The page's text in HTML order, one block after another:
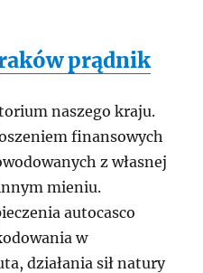
prądnik
naszego kraju.
finansowych
z własnej
mieniu.
autocasco
w
działania sił natury